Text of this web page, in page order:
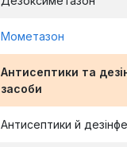
Мометазон
Антисептики та
засоби
Антисептики й